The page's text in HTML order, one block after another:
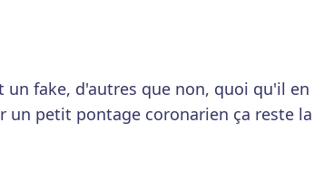
un fake, d'autres que non, quoi qu'il en
un petit pontage coronarien ça reste la